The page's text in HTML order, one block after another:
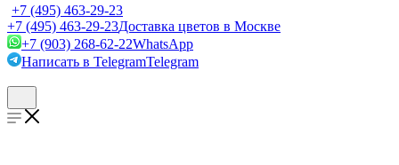
+7 (495) 463-29-23
+7 (495) 463-29-23Доставка цветов в Москве
+7 (903) 268-62-22WhatsApp
Написать в TelegramTelegram